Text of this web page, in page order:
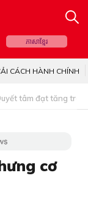
ភាសាខ្មែរ
CÁCH HÀNH CHÍNH
tâm đạt tăng
cơ